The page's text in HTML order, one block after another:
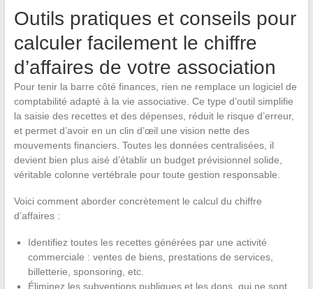
Outils pratiques et conseils pour
calculer facilement le chiffre
d’affaires de votre association
Pour tenir la barre côté finances, rien ne remplace un logiciel de
comptabilité adapté à la vie associative. Ce type d’outil simplifie
la saisie des recettes et des dépenses, réduit le risque d’erreur,
et permet d’avoir en un clin d’œil une vision nette des
mouvements financiers. Toutes les données centralisées, il
devient bien plus aisé d’établir un budget prévisionnel solide,
véritable colonne vertébrale pour toute gestion responsable.
Voici comment aborder concrètement le calcul du chiffre
d’affaires :
Identifiez toutes les recettes générées par une activité
commerciale : ventes de biens, prestations de services,
billetterie, sponsoring, etc.
Éliminez les subventions publiques et les dons, qui ne sont